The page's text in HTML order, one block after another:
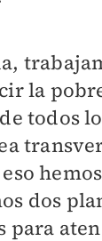
la
todos
hemos
dos
para